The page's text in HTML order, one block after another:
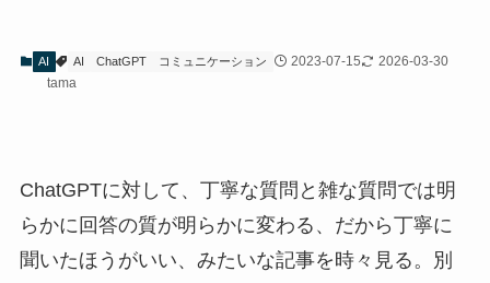
AI AI ChatGPT コミュニケーション 2023-07-15
2026-03-30
tama
ChatGPTに対して、丁寧な質問と雑な質問では明
らかに回答の質が明らかに変わる、だから丁寧に
聞いたほうがいい、みたいな記事を時々見る。別